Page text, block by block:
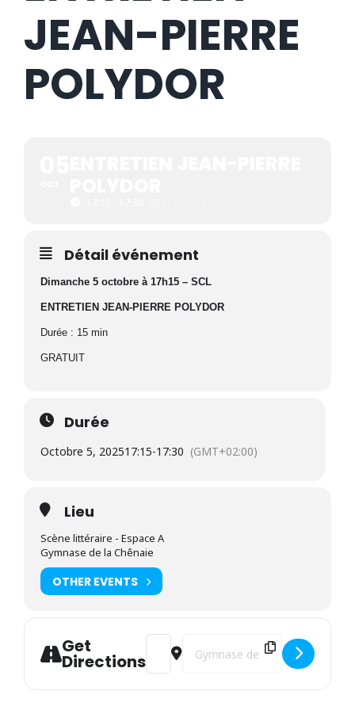
JEAN-PIERRE
POLYDOR
Détail événement
Dimanche 5 octobre à 17h15 – SCL
ENTRETIEN JEAN-PIERRE POLYDOR
Durée : 15 min
GRATUIT
Durée
Octobre 5, 202517:15-17:30 (GMT+02:00)
Lieu
Scène littéraire - Espace A
Gymnase de la Chênaie
OTHER EVENTS
Get
Directions
Address - ENTRETIEN JEAN-PIERRE
Destination Address -